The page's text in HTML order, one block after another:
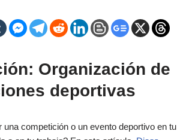
Organización de
deportivas
una competición o un evento deportivo en tu